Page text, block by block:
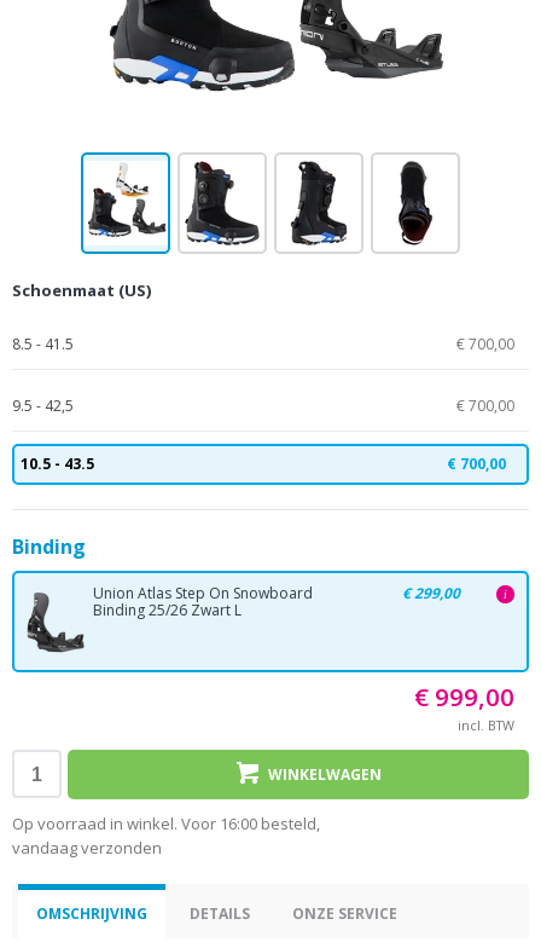
Schoenmaat (US)
8.5 - 41.5 € 700,00
9.5 - 42,5 € 700,00
10.5 - 43.5 € 700,00
Binding
Union Atlas Step On Snowboard
Binding 25/26 Zwart L
€ 299,00 i
€ 999,00
incl. BTW
WINKELWAGEN
Op voorraad in winkel. Voor 16:00 besteld,
vandaag verzonden
OMSCHRIJVING DETAILS ONZE SERVICE